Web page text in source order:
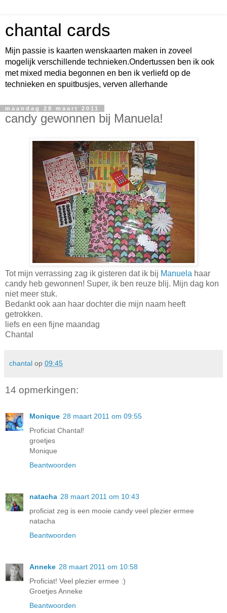
chantal cards
Mijn passie is kaarten wenskaarten maken in zoveel
mogelijk verschillende technieken.Ondertussen ben ik ook
met mixed media begonnen en ben ik verliefd op de
technieken en spuitbusjes, verven allerhande
maandag 28 maart 2011
candy gewonnen bij Manuela!
Tot mijn verrassing zag ik gisteren dat ik bij Manuela haar
candy heb gewonnen! Super, ik ben reuze blij. Mijn dag kon
niet meer stuk.
Bedankt ook aan haar dochter die mijn naam heeft
getrokken.
liefs en een fijne maandag
Chantal
chantal op 09:45
14 opmerkingen:
Monique 28 maart 2011 om 09:55
Proficiat Chantal!
groetjes
Monique
Beantwoorden
natacha 28 maart 2011 om 10:43
proficiat zeg is een mooie candy veel plezier ermee
natacha
Beantwoorden
Anneke 28 maart 2011 om 10:58
Proficiat! Veel plezier ermee :)
Groetjes Anneke
Beantwoorden